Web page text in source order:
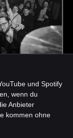
und Spotify
wenn du
Anbieter
kommen ohne